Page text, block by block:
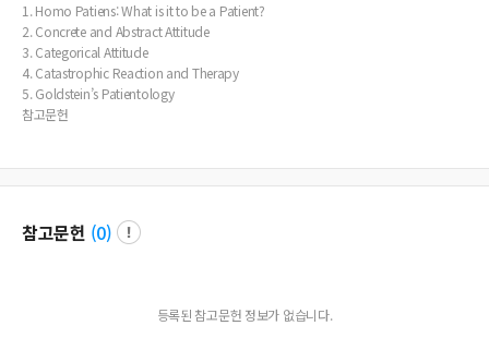
1. Homo Patiens: What is it to be a Patient?
2. Concrete and Abstract Attitude
3. Categorical Attitude
4. Catastrophic Reaction and Therapy
5. Goldstein’s Patientology
참고문헌
참고문헌 (0)
등록된 참고문헌 정보가 없습니다.